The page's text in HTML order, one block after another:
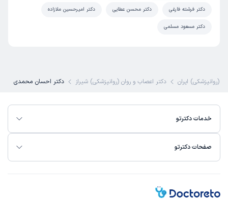
دکتر فرشته فارغی دکتر محسن عطایی دکتر امیرحسین ملازاده
دکتر مسعود مسلمی
(روانپزشکی) ایران دکتر اعصاب و روان (روانپزشکی) شیراز دکتر احسان محمدی
خدمات دکترتو
صفحات دکترتو